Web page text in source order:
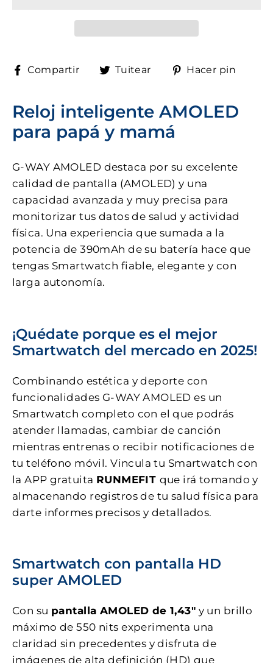
Compartir
Compartir
Tuitear
TuitearHacer pin
Reloj inteligente AMOLED
para papá y mamá
G-WAY AMOLED destaca por su excelente
calidad de pantalla (AMOLED) y una
capacidad avanzada y muy precisa para
monitorizar tus datos de salud y actividad
física. Una experiencia que sumada a la
potencia de 390mAh de su batería hace que
tengas Smartwatch fiable, elegante y con
larga autonomía.
¡Quédate porque es el mejor
Smartwatch del mercado en 2025!
Combinando estética y deporte con
funcionalidades G-WAY AMOLED es un
Smartwatch completo con el que podrás
atender llamadas, cambiar de canción
mientras entrenas o recibir notificaciones de
tu teléfono móvil. Vincula tu Smartwatch con
la APP gratuita RUNMEFIT que irá tomando y
almacenando registros de tu salud física para
darte informes precisos y detallados.
Smartwatch con pantalla HD
super AMOLED
Con su pantalla AMOLED de 1,43″ y un brillo
máximo de 550 nits experimenta una
claridad sin precedentes y disfruta de
imágenes de alta definición (HD) que